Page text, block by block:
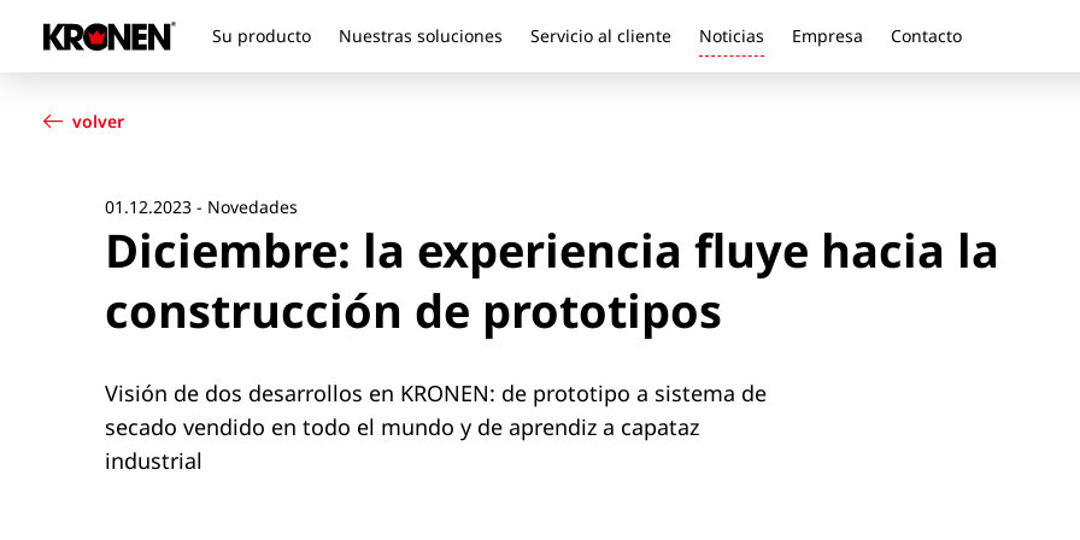
Su producto Nuestras soluciones Servicio al cliente Noticias Empresa Contacto
Nuestras soluciones
Empresa
Contacto
volver
01.12.2023 - Novedades
Diciembre: la experiencia fluye hacia la
construcción de prototipos
Visión de dos desarrollos en KRONEN: de prototipo a sistema de
secado vendido en todo el mundo y de aprendiz a capataz
industrial